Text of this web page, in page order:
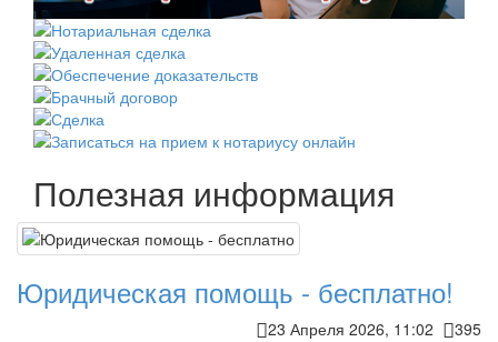
Полезная информация
Юридическая помощь - бесплатно!
23 Апреля 2026, 11:02 395